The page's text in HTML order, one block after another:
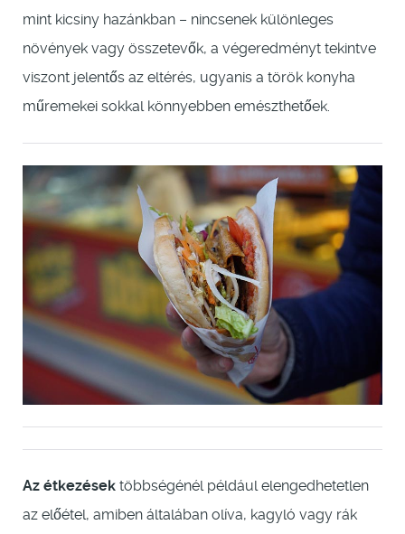
mint kicsiny hazánkban – nincsenek különleges
növények vagy összetevők, a végeredményt tekintve
viszont jelentős az eltérés, ugyanis a török konyha
műremekei sokkal könnyebben emészthetőek.
Az étkezések többségénél például elengedhetetlen
az előétel, amiben általában olíva, kagyló vagy rák